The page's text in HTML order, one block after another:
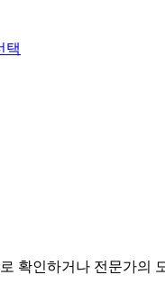
택
확인하거나 전문가의